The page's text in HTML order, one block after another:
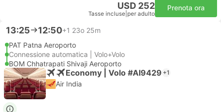
USD 252
Tasse incluse per adulto
Prenota ora
13:25 12:50+1 23o 25m
PAT Patna Aeroporto
Connessione automatica | Volo+Volo
BOM Chhatrapati Shivaji Aeroporto
Economy | Volo #AI9429 +1
Air India